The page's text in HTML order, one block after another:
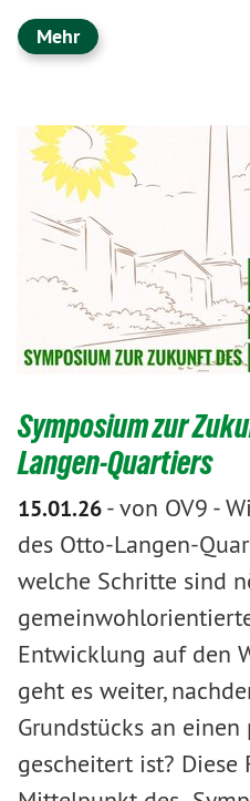
Mehr
Symposium zur
Langen-Quartiers
15.01.26-von OV9 -
des Otto-Langen-
welche Schritte sind
Entwicklung auf den
geht es weiter,
Grundstücks an
gescheitert ist? Diese